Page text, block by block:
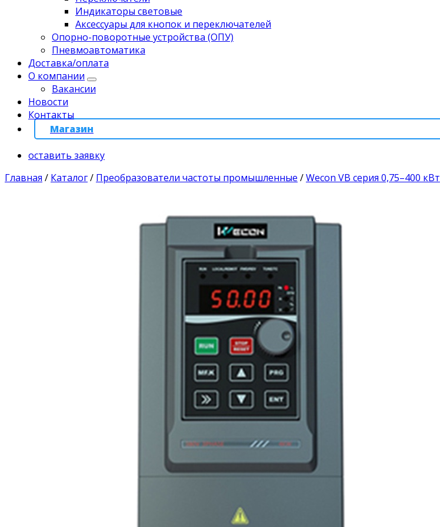
Индикаторы световые
Аксессуары для кнопок и переключателей
Опорно-поворотные устройства (ОПУ)
Пневмоавтоматика
Доставка/оплата
О компании
Вакансии
Новости
Контакты
Магазин
оставить заявку
Главная / Каталог/ Преобразователи частоты промышленные /Wecon VB серия 0,75–400 кВт